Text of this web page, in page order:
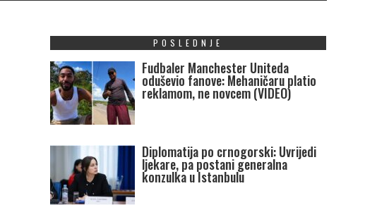
POSLEDNJE
Fudbaler Manchester Uniteda
oduševio fanove: Mehaničaru platio
reklamom, ne novcem (VIDEO)
Diplomatija po crnogorski: Uvrijedi
ljekare, pa postani generalna
konzulka u Istanbulu